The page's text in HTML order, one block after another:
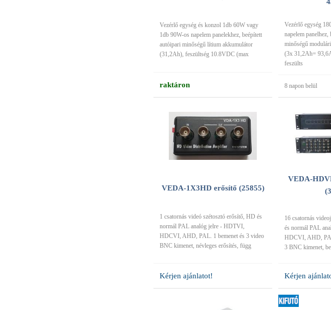
Vezérlő egység és konzol 1db 60W vagy
1db 90W-os napelem panelekhez, beépített
autóipari minőségű lítium akkumulátor
(31,2Ah), feszültség 10.8VDC (max
raktáron
Vezérlő egység
napelem
minőségű
(3x 31,2Ah=
feszülts
8 napon belül
VEDA-1X3HD erősítő (25855)
1 csatornás videó szétosztó erősítő, HD és
normál PAL analóg jelre - HDTVI,
HDCVI, AHD, PAL. 1 bemenet és 3 video
BNC kimenet, névleges erősítés, függ
Kérjen ajánlatot!
VEDA-
16 csatornás
és normál PAL
HDCVI, AHD,
3 BNC kimenet,
Kérjen